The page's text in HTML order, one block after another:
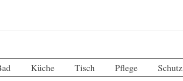
Küche Tisch Pflege Schutz